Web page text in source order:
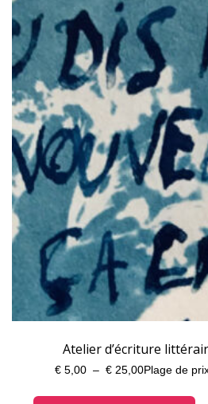
Atelier d’écriture
€5,00 – €25,00Plage de